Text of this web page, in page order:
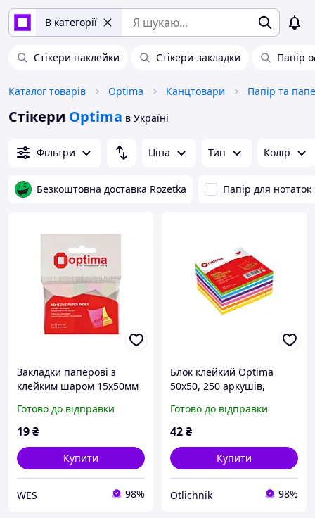
В категорії
Стікери наклейки Стікери-закладки Папір
Каталог товарів Optima Канцтовари Папір та
Стікери Optima в Україні
Фільтри Ціна Тип Колір
Безкоштовна доставка Rozetka Папір для нотаток
Закладки паперові з
клейким шаром 15х50мм
кольорів Optima O25516
Готово до відправки
19₴
Купити
WES 98%
Блок клейкий Optima
50х50, 250 аркушів,
Готово до відправки
42₴
Купити
Otlichnik 98%